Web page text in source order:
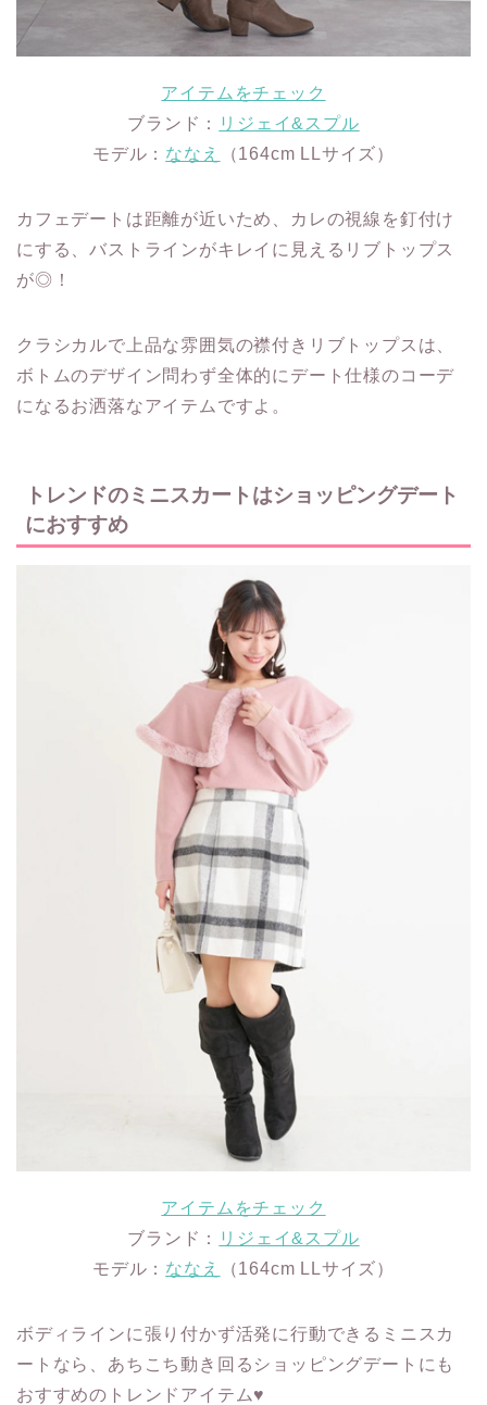
アイテムをチェック
ブランド：
リジェイ&スプル
モデル： ななえ （164cm LLサイズ）
カフェデートは距離が近いため、カレの視線を釘付け
にする、バストラインがキレイに見えるリブトップス
が◎！
クラシカルで上品な雰囲気の襟付きリブトップスは、
ボトムのデザイン問わず全体的にデート仕様のコーデ
になるお洒落なアイテムですよ。
トレンドのミニスカートはショッピングデート
におすすめ
アイテムをチェック
ブランド：
リジェイ&スプル
モデル： ななえ （164cm LLサイズ）
ボディラインに張り付かず活発に行動できるミニスカ
ートなら、あちこち動き回るショッピングデートにも
おすすめのトレンドアイテム♥